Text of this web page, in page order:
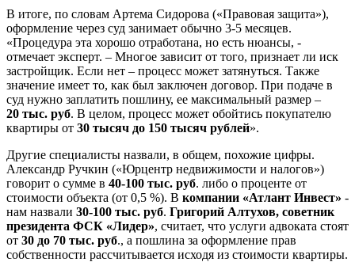
В итоге, по словам Артема Сидорова («Правовая защита»),
оформление через суд занимает обычно 3-5 месяцев.
«Процедура эта хорошо отработана, но есть нюансы, -
отмечает эксперт. – Многое зависит от того, признает ли иск
застройщик. Если нет – процесс может затянуться. Также
значение имеет то, как был заключен договор. При подаче в
суд нужно заплатить пошлину, ее максимальный размер –
20 тыс. руб. В целом, процесс может обойтись покупателю
квартиры от 30 тысяч до 150 тысяч рублей».
Другие специалисты назвали, в общем, похожие цифры.
Александр Ручкин («Юрцентр недвижимости и налогов»)
говорит о сумме в 40-100 тыс. руб. либо о проценте от
стоимости объекта (от 0,5 %). В компании «Атлант Инвест» -
нам назвали 30-100 тыс. руб. Григорий Алтухов, советник
президента ФСК «Лидер», считает, что услуги адвоката стоят
от 30 до 70 тыс. руб., а пошлина за оформление прав
собственности рассчитывается исходя из стоимости квартиры.